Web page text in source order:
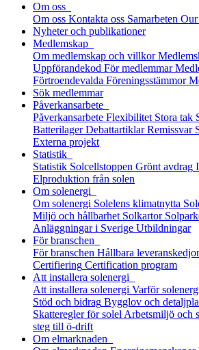
Om oss
Om oss Kontakta oss Samarbeten
Nyheter och publikationer
Medlemskap
Om medlemskap och villkor
Uppförandekod För medlemmar
Förtroendevalda Föreningsstämmor
Sök medlemmar
Påverkansarbete
Påverkansarbete Flexibilitet Stora tak
Batterilager Debattartiklar Remissvar
Externa projekt
Statistik
Statistik Solcellstoppen Grönt avdrag
Elproduktion från solen
Om solenergi
Om solenergi Solelens klimatnytta
Miljö och hållbarhet Solkartor
Anläggningar i Sverige Utbildningar
För branschen
För branschen Hållbara leveranskedjor
Certifiering Certification program
Att installera solenergi
Att installera solenergi Varför
Stöd och bidrag Bygglov och
Skatteregler för solel Arbetsmiljö och
steg till ö-drift
Om elmarknaden